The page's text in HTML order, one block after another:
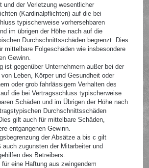
und der Verletzung wesentlicher
(Kardinalpflichten) auf die bei
typischerweise vorhersehbaren
im übrigen der Höhe nach auf die
Durchschnittsschäden begrenzt. Dies
mittelbare Folgeschäden wie insbesondere
Gewinn.
ist gegenüber Unternehmern außer bei der
Leben, Körper und Gesundheit oder
oder grob fahrlässigem Verhalten des
die bei Vertragsschluss typischerweise
Schäden und im Übrigen der Höhe nach
Durchschnittsschäden
gilt auch für mittelbare Schäden,
entgangenen Gewinn.
der Absätze a bis c gilt
auch zugunsten der Mitarbeiter und
des Betreibers.
eine Haftung aus zwingendem